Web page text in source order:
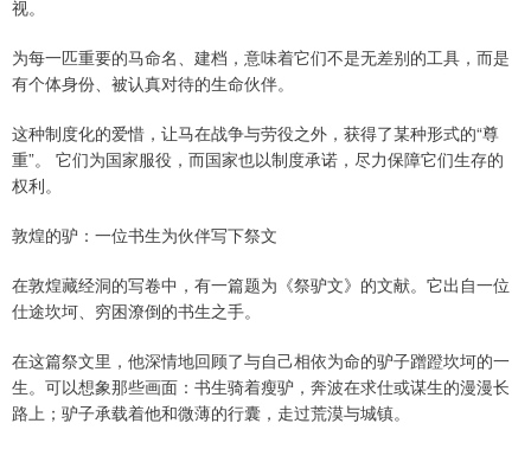
视。
为每一匹重要的马命名、建档，意味着它们不是无差别的工具，而是
有个体身份、被认真对待的生命伙伴。
这种制度化的爱惜，让马在战争与劳役之外，获得了某种形式的“尊
重”。 它们为国家服役，而国家也以制度承诺，尽力保障它们生存的
权利。
敦煌的驴：一位书生为伙伴写下祭文
在敦煌藏经洞的写卷中，有一篇题为《祭驴文》的文献。它出自一位
仕途坎坷、穷困潦倒的书生之手。
在这篇祭文里，他深情地回顾了与自己相依为命的驴子蹭蹬坎坷的一
生。可以想象那些画面：书生骑着瘦驴，奔波在求仕或谋生的漫漫长
路上；驴子承载着他和微薄的行囊，走过荒漠与城镇。